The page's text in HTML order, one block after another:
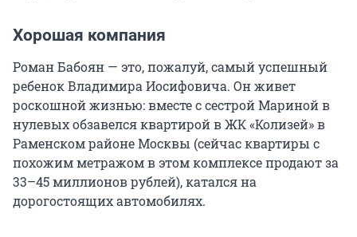
Хорошая компания
Роман Бабоян — это, пожалуй, самый успешный
ребенок Владимира Иосифовича. Он живет
роскошной жизнью: вместе с сестрой Мариной в
нулевых обзавелся квартирой в ЖК «Колизей» в
Раменском районе Москвы (сейчас квартиры с
похожим метражом в этом комплексе продают за
33–45 миллионов рублей), катался на
дорогостоящих автомобилях.